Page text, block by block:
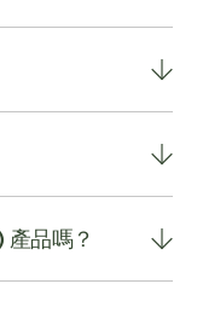
品嗎？